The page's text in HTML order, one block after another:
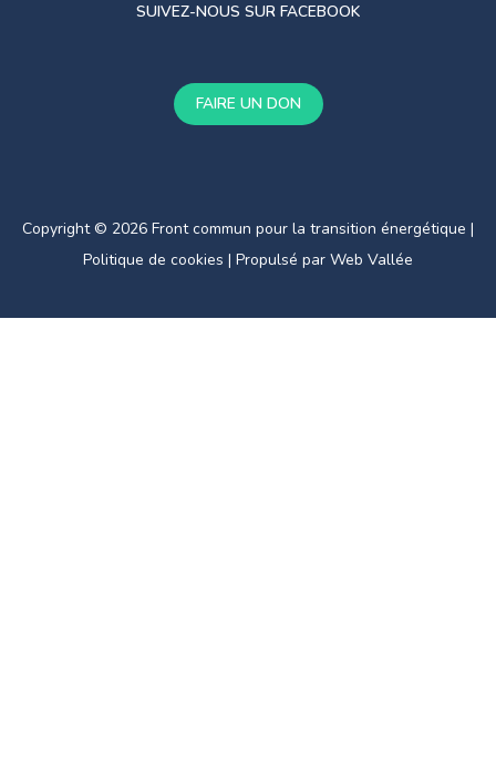
SUIVEZ-NOUS SUR FACEBOOK
FAIRE UN DON
Copyright © 2026 Front commun pour la transition énergétique |
Politique de cookies | Propulsé par Web Vallée